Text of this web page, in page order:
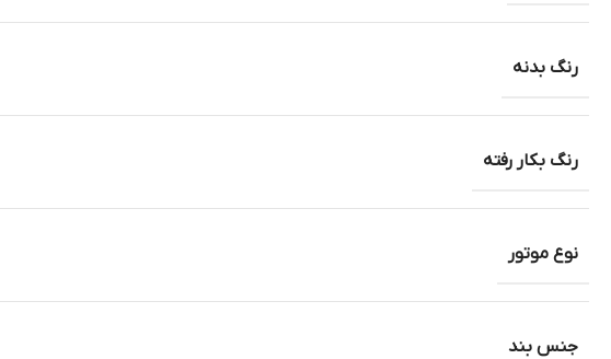
رنگ بدنه
رنگ بکار رفته
نوع موتور
جنس بند